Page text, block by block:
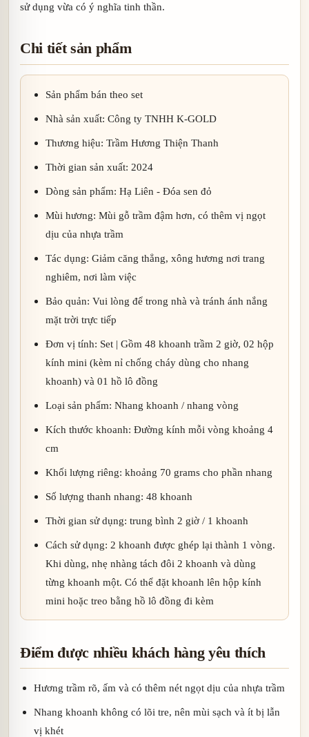
sử dụng vừa có ý nghĩa tinh thần.
Chi tiết sản phẩm
Sản phẩm bán theo set
Nhà sản xuất: Công ty TNHH K-GOLD
Thương hiệu: Trầm Hương Thiện Thanh
Thời gian sản xuất: 2024
Dòng sản phẩm: Hạ Liên - Đóa sen đỏ
Mùi hương: Mùi gỗ trầm đậm hơn, có thêm vị ngọt
dịu của nhựa trầm
Tác dụng: Giảm căng thẳng, xông hương nơi trang
nghiêm, nơi làm việc
Bảo quản: Vui lòng để trong nhà và tránh ánh nắng
mặt trời trực tiếp
Đơn vị tính: Set | Gồm 48 khoanh trầm 2 giờ, 02 hộp
kính mini (kèm nỉ chống cháy dùng cho nhang
khoanh) và 01 hồ lô đồng
Loại sản phẩm: Nhang khoanh / nhang vòng
Kích thước khoanh: Đường kính mỗi vòng khoảng 4
cm
Khối lượng riêng: khoảng 70 grams cho phần nhang
Số lượng thanh nhang: 48 khoanh
Thời gian sử dụng: trung bình 2 giờ / 1 khoanh
Cách sử dụng: 2 khoanh được ghép lại thành 1 vòng.
Khi dùng, nhẹ nhàng tách đôi 2 khoanh và dùng
từng khoanh một. Có thể đặt khoanh lên hộp kính
mini hoặc treo bằng hồ lô đồng đi kèm
Điểm được nhiều khách hàng yêu thích
Hương trầm rõ, ấm và có thêm nét ngọt dịu của nhựa trầm
Nhang khoanh không có lõi tre, nên mùi sạch và ít bị lẫn
vị khét